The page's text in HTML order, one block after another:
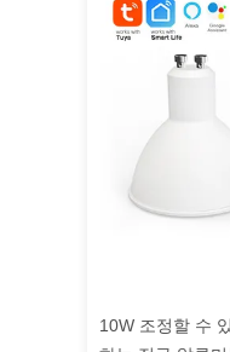
10W 조정할 수